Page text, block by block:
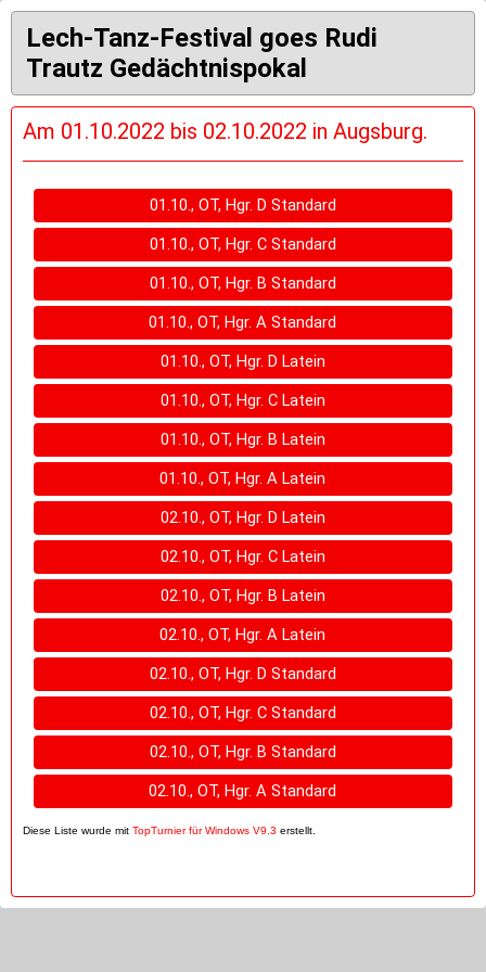
Lech-Tanz-Festival goes Rudi
Trautz Gedächtnispokal
Am 01.10.2022 bis 02.10.2022 in Augsburg.
01.10., OT, Hgr. D Standard
01.10., OT, Hgr. C Standard
01.10., OT, Hgr. B Standard
01.10., OT, Hgr. A Standard
01.10., OT, Hgr. D Latein
01.10., OT, Hgr. C Latein
01.10., OT, Hgr. B Latein
01.10., OT, Hgr. A Latein
02.10., OT, Hgr. D Latein
02.10., OT, Hgr. C Latein
02.10., OT, Hgr. B Latein
02.10., OT, Hgr. A Latein
02.10., OT, Hgr. D Standard
02.10., OT, Hgr. C Standard
02.10., OT, Hgr. B Standard
02.10., OT, Hgr. A Standard
Diese Liste wurde mit TopTurnier für Windows V9.3 erstellt.